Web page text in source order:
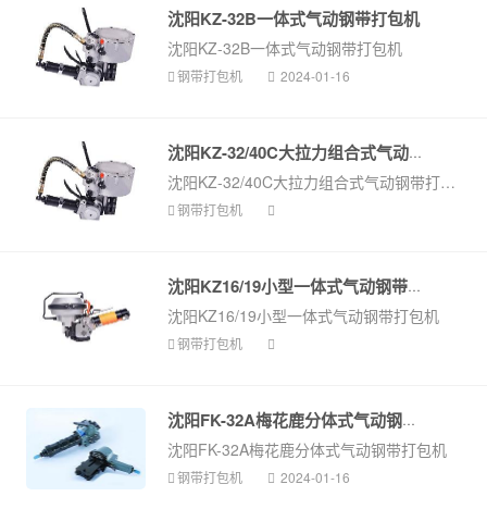
沈阳KZ-32B一体式气动钢带打包机
沈阳KZ-32B一体式气动钢带打包机
钢带打包机 2024-01-16
沈阳KZ-32/40C大拉力组合式气动钢带...
沈阳KZ-32/40C大拉力组合式气动钢带打包机
钢带打包机
沈阳KZ16/19小型一体式气动钢带打包...
沈阳KZ16/19小型一体式气动钢带打包机
钢带打包机
沈阳FK-32A梅花鹿分体式气动钢带打...
沈阳FK-32A梅花鹿分体式气动钢带打包机
钢带打包机 2024-01-16